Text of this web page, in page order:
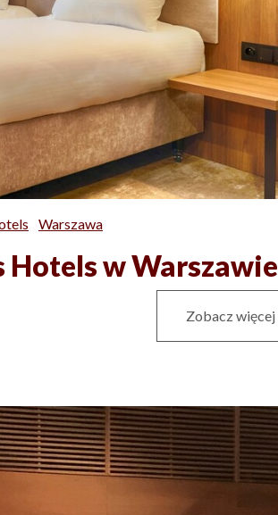
Warszawa
w Warszawie
Zobacz więcej